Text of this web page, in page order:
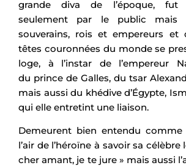
grande diva de l’époque, fut
seulement par le public mais
souverains, rois et empereurs et
têtes couronnées du monde se
loge, à l’instar de l’empereur
du prince de Galles, du tsar
mais aussi du khédive d’Égypte,
qui elle entretint une liaison.
Demeurent bien entendu comme
l’air de l’héroïne à savoir sa
cher amant, je te jure » mais aussi